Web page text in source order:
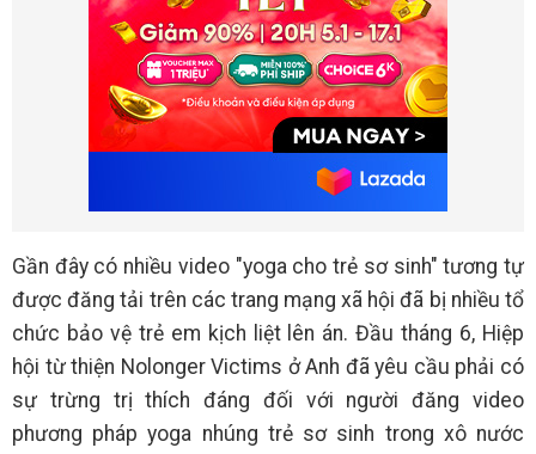
Gần đây có nhiều video "yoga cho trẻ sơ sinh" tương tự
được đăng tải trên các trang mạng xã hội đã bị nhiều tổ
chức bảo vệ trẻ em kịch liệt lên án. Đầu tháng 6, Hiệp
hội từ thiện Nolonger Victims ở Anh đã yêu cầu phải có
sự trừng trị thích đáng đối với người đăng video
phương pháp yoga nhúng trẻ sơ sinh trong xô nước